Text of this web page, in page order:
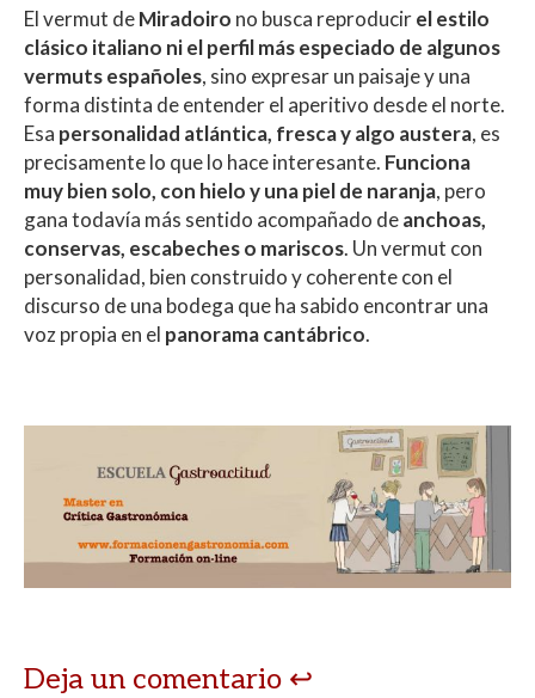
El vermut deMiradoiro no busca reproducirel estilo
clásico italiano ni el perfil más especiado de algunos
vermuts españoles, sino expresar un paisaje y una
forma distinta de entender el aperitivo desde el norte.
Esa personalidad atlántica, fresca y algo austera, es
precisamente lo que lo hace interesante. Funciona
muy bien solo, con hielo y una piel de naranja, pero
gana todavía más sentido acompañado deanchoas,
conservas, escabeches o mariscos. Un vermut con
personalidad, bien construido y coherente con el
discurso de una bodega que ha sabido encontrar una
voz propia en el panorama cantábrico.
Deja un comentario